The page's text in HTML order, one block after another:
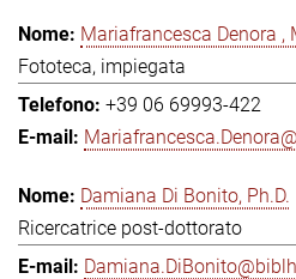
Mariafrancesca Denora ,
Fototeca, impiegata
+39 06 69993-422
Damiana Di Bonito, Ph.D.
Ricercatrice post-dottorato